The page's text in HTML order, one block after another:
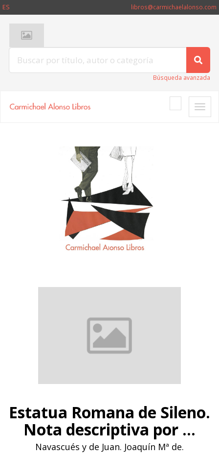
ES libros@carmichaelalonso.com
Búsqueda avanzada
Toggle
Estatua Romana de Sileno.
Nota descriptiva por ...
Navascués y de Juan. Joaquín Mª de.